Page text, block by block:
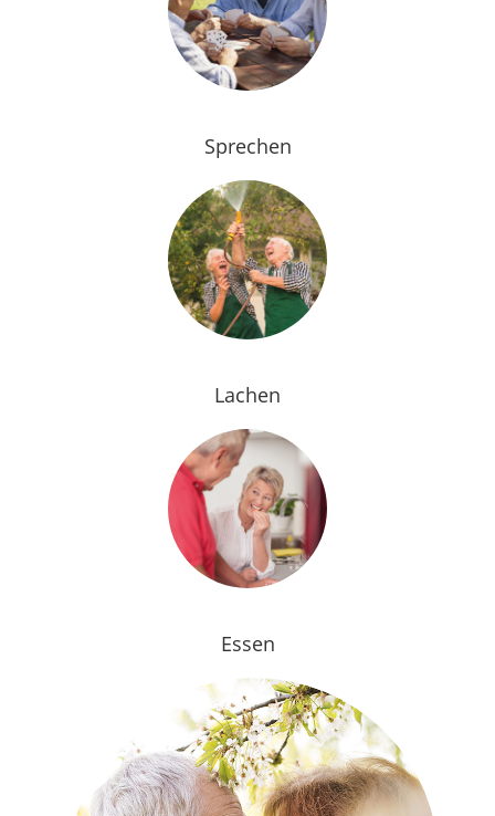
Sprechen
Lachen
Essen